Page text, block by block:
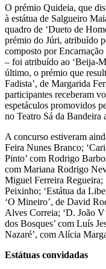
O prémio Quideia, que
à estátua de Salgueiro
quadro de ‘Dueto de
prémio do Júri, atribuído
composto por
– foi atribuído ao ‘Beija-
último, o prémio que
Fadista’, de Margarida
participantes receberam
espetáculos promovidos
no Teatro Sá da Bandeira
A concurso estiveram
Feira Nunes Branco;
Pinto’ com Rodrigo
com Mariana Rodrigo
Miguel Ferreira Regueira;
Peixinho; ‘Estátua da
‘O Mineiro’, de David
Alves Correia; ‘D. João
dos Bosques’ com Luís
Nazaré’, com Alícia
Estátuas convidadas